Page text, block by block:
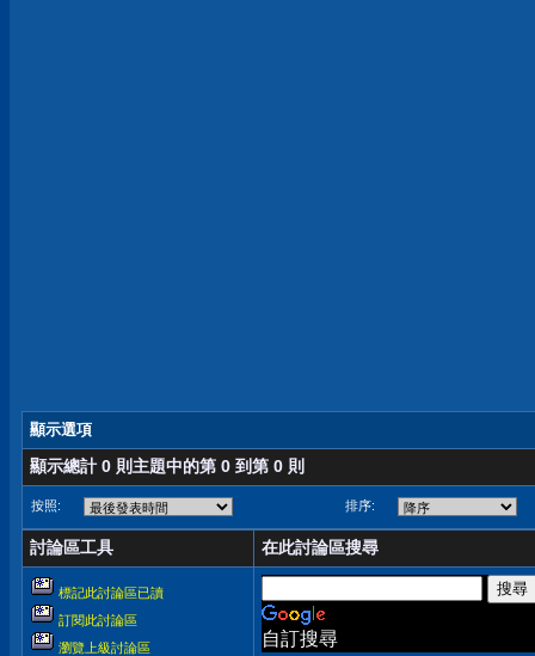
顯示選項
顯示總計 0 則主題中的第 0 到第 0 則
按照: 排序:
討論區工具 在此討論區搜尋
標記此討論區已讀
訂閱此討論區
瀏覽上級討論區
自訂搜尋